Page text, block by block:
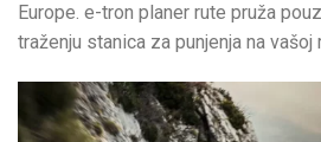
Europe. e-tron planer rute pruža
traženju stanica za punjenja na vašoj